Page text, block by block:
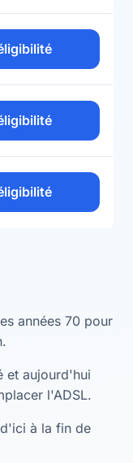
années 70 pour
et aujourd'hui
l'ADSL.
à la fin de